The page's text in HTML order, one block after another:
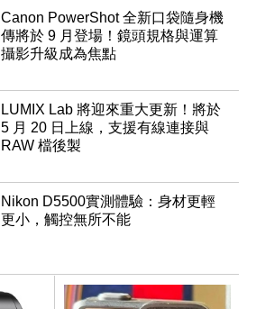
Canon PowerShot 全新口袋隨身機
傳將於 9 月登場！鏡頭規格與運算
攝影升級成為焦點
LUMIX Lab 將迎來重大更新！將於
5 月 20 日上線，支援有線連接與
RAW 檔後製
Nikon D5500實測體驗：身材更輕
更小，觸控無所不能